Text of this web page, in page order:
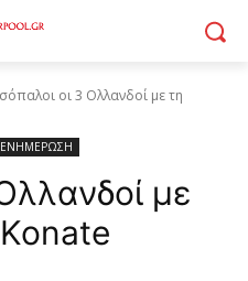
οι 3 Ολλανδοί με τη
ΕΝΗΜΕΡΩΣΗ
με